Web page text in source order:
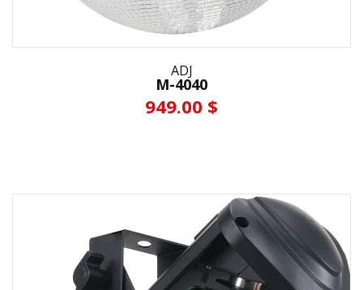
ADJ
M-4040
949.00 $